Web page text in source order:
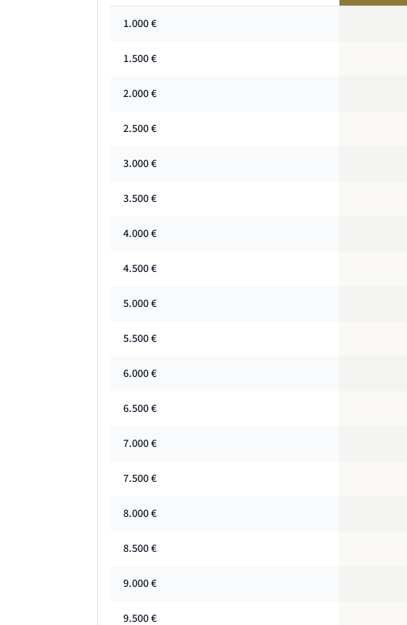
1.000€
1.500€
2.000€
2.500€
3.000€
3.500€
4.000€
4.500€
5.000€
5.500€
6.000€
6.500€
7.000€
7.500€
8.000€
8.500€
9.000€
9.500€